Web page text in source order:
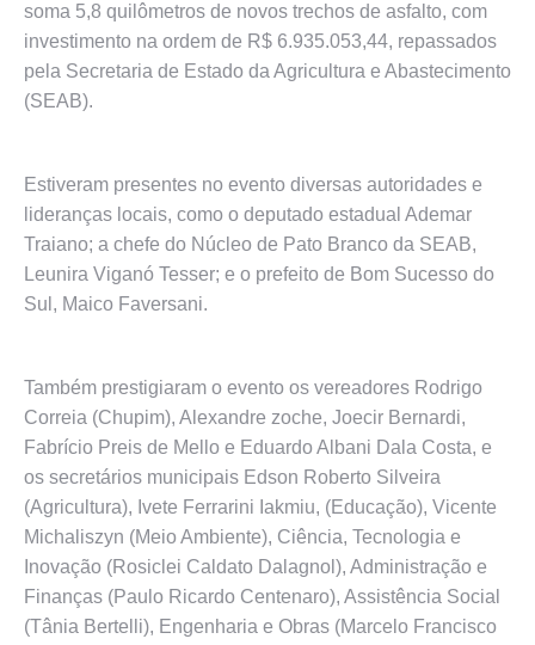
soma 5,8 quilômetros de novos trechos de asfalto, com
investimento na ordem de R$ 6.935.053,44, repassados
pela Secretaria de Estado da Agricultura e Abastecimento
(SEAB).
Estiveram presentes no evento diversas autoridades e
lideranças locais, como o deputado estadual Ademar
Traiano; a chefe do Núcleo de Pato Branco da SEAB,
Leunira Viganó Tesser; e o prefeito de Bom Sucesso do
Sul, Maico Faversani.
Também prestigiaram o evento os vereadores Rodrigo
Correia (Chupim), Alexandre zoche, Joecir Bernardi,
Fabrício Preis de Mello e Eduardo Albani Dala Costa, e
os secretários municipais Edson Roberto Silveira
(Agricultura), Ivete Ferrarini Iakmiu, (Educação), Vicente
Michaliszyn (Meio Ambiente), Ciência, Tecnologia e
Inovação (Rosiclei Caldato Dalagnol), Administração e
Finanças (Paulo Ricardo Centenaro), Assistência Social
(Tânia Bertelli), Engenharia e Obras (Marcelo Francisco